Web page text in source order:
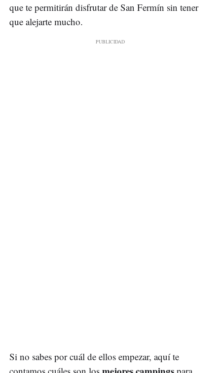
que te permitirán disfrutar de San Fermín sin tener
que alejarte mucho.
Si no sabes por cuál de ellos empezar, aquí te